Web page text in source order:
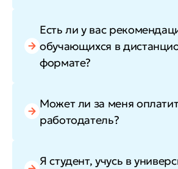
Есть ли у вас
обучающихся в
формате?
Может ли за меня
работодатель?
Я студент, учусь в